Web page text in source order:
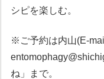
シピを楽しむ。
※ご予約は内山(E-
ね」まで。